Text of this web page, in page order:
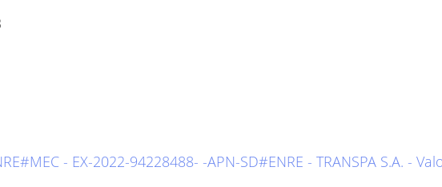
- EX-2022-94228488- -APN-SD#ENRE - TRANSPA S.A. -